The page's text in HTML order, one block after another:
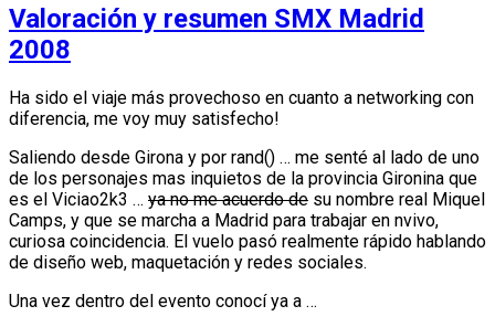
Valoración y resumen SMX Madrid
2008
Ha sido el viaje más provechoso en cuanto a networking con
diferencia, me voy muy satisfecho!
Saliendo desde Girona y por rand() … me senté al lado de uno
de los personajes mas inquietos de la provincia Gironina que
es el Viciao2k3 … ya no me acuerdo de su nombre real Miquel
Camps, y que se marcha a Madrid para trabajar en nvivo,
curiosa coincidencia. El vuelo pasó realmente rápido hablando
de diseño web, maquetación y redes sociales.
Una vez dentro del evento conocí ya a …